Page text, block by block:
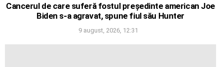
Cancerul de care suferă fostul președinte american Joe
Biden s-a agravat, spune fiul său Hunter
9 august, 2026, 12:31